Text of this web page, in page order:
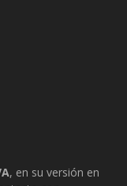
, en su versión en